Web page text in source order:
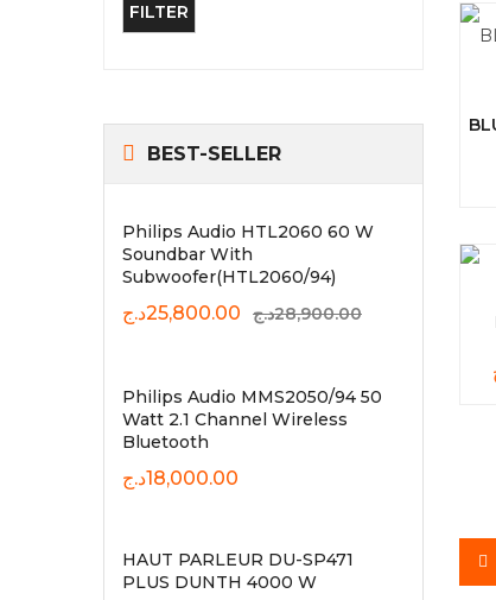
FILTER
BEST-SELLER
Philips Audio HTL2060 60 W
Soundbar With
Subwoofer(HTL2060/94)
28,900.00د.ج 25,800.00د.ج
Philips Audio MMS2050/94 50
Watt 2.1 Channel Wireless
Bluetooth
18,000.00د.ج
HAUT PARLEUR DU-SP471
PLUS DUNTH 4000 W